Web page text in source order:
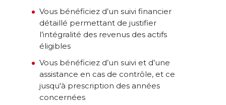
Vous bénéficiez d’un suivi financier
détaillé permettant de justifier
l’intégralité des revenus des actifs
éligibles
Vous bénéficiez d’un suivi et d’une
assistance en cas de contrôle, et ce
jusqu'à prescription des années
concernées